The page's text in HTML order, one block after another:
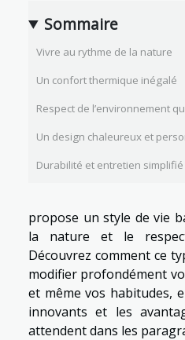
Sommaire
Vivre au rythme de la nature
Un confort thermique inégalé
Respect de l’environnement
Un design chaleureux et
Durabilité et entretien simplifié
propose un style de vie
la nature et le respect
Découvrez comment ce
modifier profondément
et même vos habitudes,
innovants et les
attendent dans les